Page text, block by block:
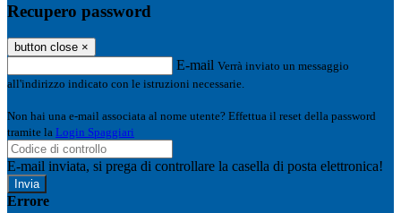
Recupero password
button close ×
E-mail Verrà inviato un messaggio
all'indirizzo indicato con le istruzioni necessarie.
Non hai una e-mail associata al nome utente? Effettua il reset della password
tramite la Login Spaggiari
E-mail inviata, si prega di controllare la casella di posta elettronica!
Errore